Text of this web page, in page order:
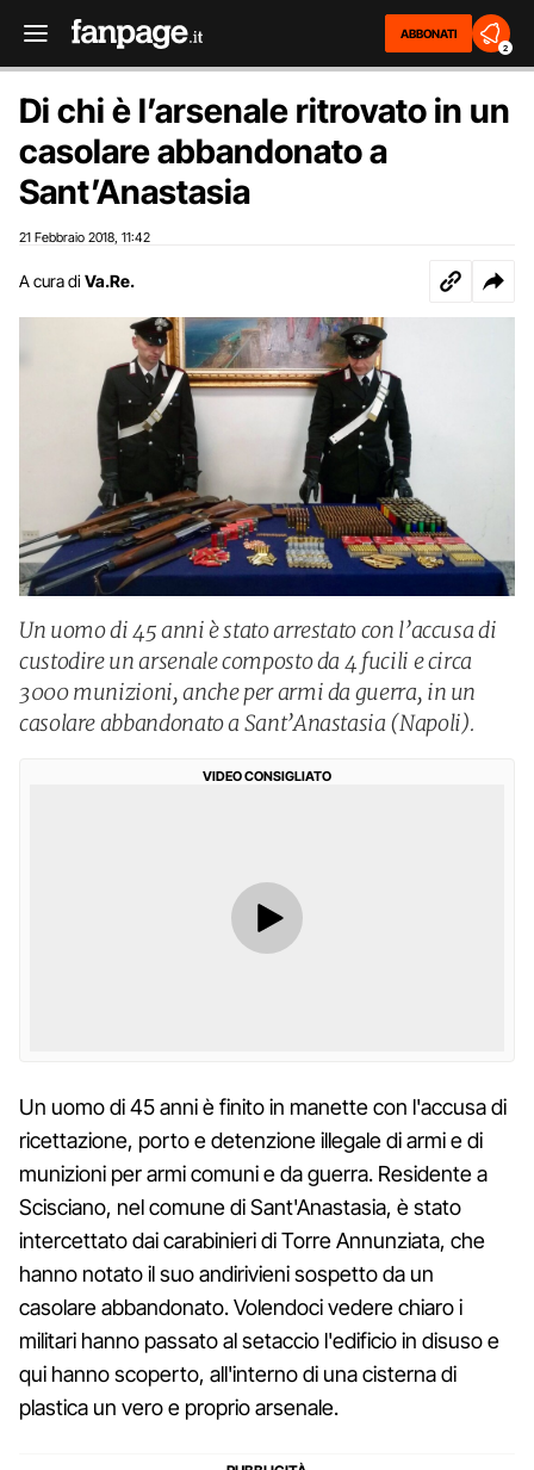
ABBONATI
2
Di chi è l’arsenale ritrovato in un
casolare abbandonato a
Sant’Anastasia
21 Febbraio 2018 11:42
A cura di Va.Re.
Un uomo di 45 anni è stato arrestato con l’accusa di
custodire un arsenale composto da 4 fucili e circa
3000 munizioni, anche per armi da guerra, in un
casolare abbandonato a Sant’Anastasia (Napoli).
VIDEO CONSIGLIATO
Un uomo di 45 anni è finito in manette con l'accusa di
ricettazione, porto e detenzione illegale di armi e di
munizioni per armi comuni e da guerra. Residente a
Scisciano, nel comune di Sant'Anastasia, è stato
intercettato dai carabinieri di Torre Annunziata, che
hanno notato il suo andirivieni sospetto da un
casolare abbandonato. Volendoci vedere chiaro i
militari hanno passato al setaccio l'edificio in disuso e
qui hanno scoperto, all'interno di una cisterna di
plastica un vero e proprio arsenale.